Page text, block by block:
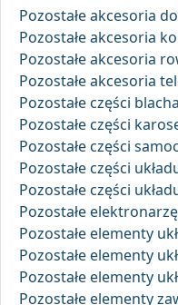
Pozostałe akcesoria
Pozostałe akcesoria
Pozostałe akcesoria
Pozostałe akcesoria
Pozostałe części
Pozostałe części
Pozostałe części
Pozostałe części
Pozostałe części
Pozostałe
Pozostałe elementy
Pozostałe elementy
Pozostałe elementy
Pozostałe elementy